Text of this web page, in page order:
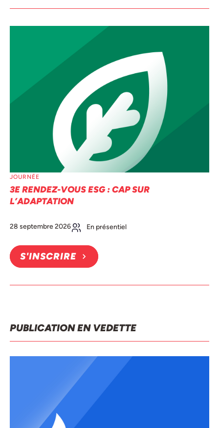
JOURNÉE
3E RENDEZ-VOUS ESG : CAP SUR
L’ADAPTATION
28 septembre 2026 En présentiel
S'INSCRIRE
PUBLICATION EN VEDETTE